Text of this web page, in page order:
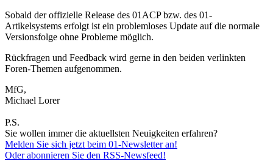
Sobald der offizielle Release des 01ACP bzw. des 01-
Artikelsystems erfolgt ist ein problemloses Update auf die normale
Versionsfolge ohne Probleme möglich.
Rückfragen und Feedback wird gerne in den beiden verlinkten
Foren-Themen aufgenommen.
MfG,
Michael Lorer
P.S.
Sie wollen immer die aktuellsten Neuigkeiten erfahren?
Melden Sie sich jetzt beim 01-Newsletter an!
Oder abonnieren Sie den RSS-Newsfeed!